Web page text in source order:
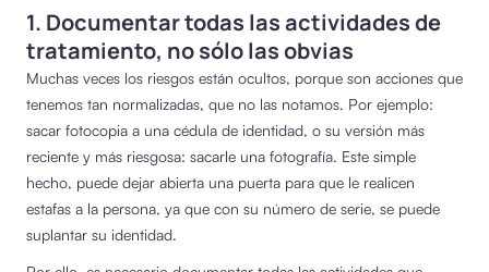
1. Documentar todas las actividades de
tratamiento, no sólo las obvias
Muchas veces los riesgos están ocultos, porque son acciones que
tenemos tan normalizadas, que no las notamos. Por ejemplo:
sacar fotocopia a una cédula de identidad, o su versión más
reciente y más riesgosa: sacarle una fotografía. Este simple
hecho, puede dejar abierta una puerta para que le realicen
estafas a la persona, ya que con su número de serie, se puede
suplantar su identidad.